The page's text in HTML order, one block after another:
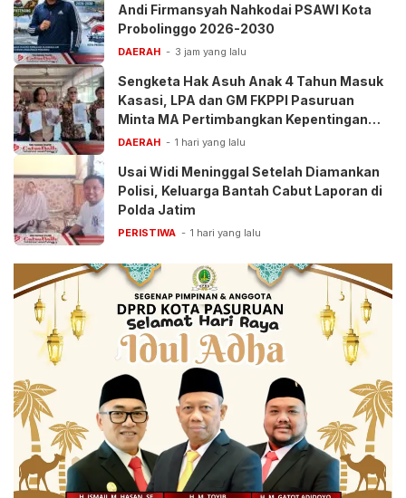
Andi Firmansyah Nahkodai PSAWI Kota
Probolinggo 2026-2030
DAERAH 3 jam yang lalu
Sengketa Hak Asuh Anak 4 Tahun Masuk
Kasasi, LPA dan GM FKPPI Pasuruan
Minta MA Pertimbangkan Kepentingan
Anak
DAERAH 1 hari yang lalu
Usai Widi Meninggal Setelah Diamankan
Polisi, Keluarga Bantah Cabut Laporan di
Polda Jatim
PERISTIWA 1 hari yang lalu